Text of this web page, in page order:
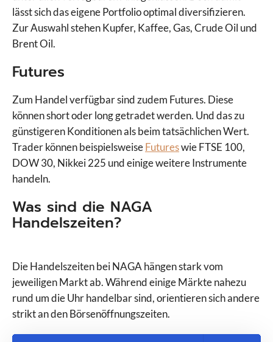
lässt sich das eigene Portfolio optimal diversifizieren.
Zur Auswahl stehen Kupfer, Kaffee, Gas, Crude Oil und
Brent Oil.
Futures
Zum Handel verfügbar sind zudem Futures. Diese
können short oder long getradet werden. Und das zu
günstigeren Konditionen als beim tatsächlichen Wert.
Trader können beispielsweiseFutureswie FTSE 100,
DOW 30, Nikkei 225 und einige weitere Instrumente
handeln.
Was sind die NAGA
Handelszeiten?
Die Handelszeiten bei NAGA hängen stark vom
jeweiligen Markt ab. Während einige Märkte nahezu
rund um die Uhr handelbar sind, orientieren sich andere
strikt an den Börsenöffnungszeiten.